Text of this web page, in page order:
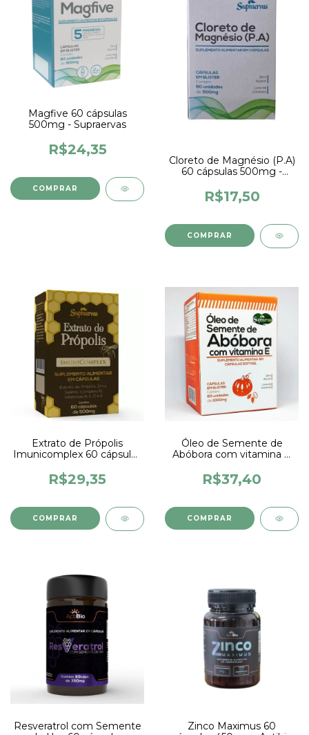
Magfive 60 cápsulas
500mg - Supraervas
R$24,35
Cloreto de Magnésio (P.A)
60 cápsulas 500mg -
R$17,50
Extrato de Própolis
Imunicomplex 60 cápsulas
R$29,35
Óleo de Semente de
Abóbora com vitamina E
Supraervas
R$37,40
Resveratrol com Semente
Zinco Maximus 60